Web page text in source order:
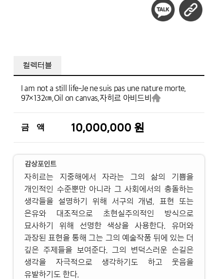
컬렉터블
I am not a still life-Je ne suis pas une nature morte,
97×132㎝, Oil on canvas, 자히르 아비드비
금 액 10,000,000 원
감상포인트
자히르는 지중해에서 자라는 그의 삶의 기쁨을
개인적인 수준뿐만 아니라 그 사회에서의 충돌하는
생각들을 설명하기 위해 서구의 개념, 표현 또는
은유와 대조적으로 초현실주의적인 방식으로
묘사하기 위해 선명한 색상을 사용한다. 유머와
과장된 표현을 통해 그는 그의 예술작품 뒤에 있는 더
깊은 주제들을 보여준다. 그의 변덕스러운 손길은
생각을 자극적으로 생각하기도 하고 웃음을
유발하기도 한다.